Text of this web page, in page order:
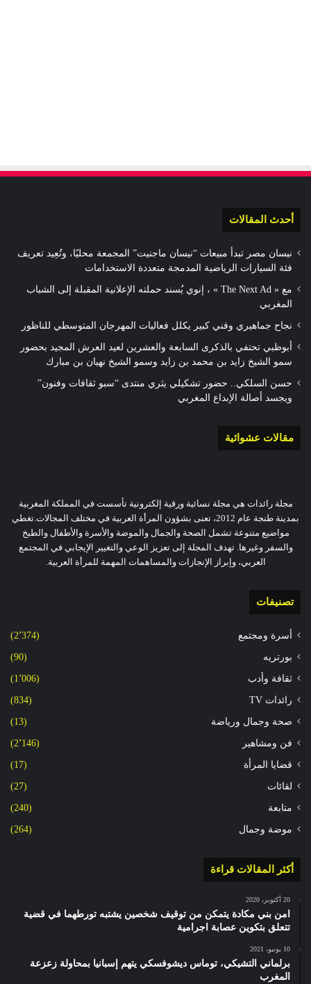
أحدث المقالات
نيسان مصر تبدأ مبيعات “نيسان ماجنيت” المجمعة محليًا، وتُعِيد تعريف
فئة السيارات الرياضية المدمجة متعددة الاستخدامات
مع « The Next Ad » ، إنوي يُسند حملته الإعلانية المقبلة إلى الشباب
المغربي
نجاح جماهيري وفني كبير يكلل فعاليات المهرجان المتوسطي للناظور
أبوظبي تحتفي بالذكرى السابعة والعشرين لعيد العرش المجيد بحضور
سمو الشيخ زايد بن محمد بن زايد وسمو الشيخ نهيان بن مبارك
حسن السلكي.. حضور تشكيلي يثري منتدى “سبو ثقافات وفنون”
ويجسد أصالة الإبداع المغربي
مقالات عشوائية
مجلة رائدات هي مجلة نسائية ورقية إلكترونية تأسست في المملكة المغربية
بمدينة طنجة عام 2012، تعنى بشؤون المرأة العربية في مختلف المجالات.تغطي
مواضيع متنوعة تشمل الصحة والجمال والموضة والأسرة والأطفال والطبخ
والسفر وغيرها. تهدف المجلة إلى تعزيز الوعي والتغيير الإيجابي في المجتمع
العربي، وإبراز الإنجازات والمساهمات المهمة للمرأة العربية.
تصنيفات
أسرة ومجتمع (2٬374)
بورتريه (90)
ثقافة وأدب (1٬006)
رائدات TV (834)
صحة وجمال ورياضة (13)
فن ومشاهير (2٬146)
قضايا المرأة (17)
لقائات (27)
متابعة (240)
موضة وجمال (264)
أكثر المقالات قراءة
20 أكتوبر، 2020
امن بني مكادة يتمكن من توقيف شخصين يشتبه تورطهما في قضية
تتعلق بتكوين عصابة اجرامية
10 يونيو، 2021
برلماني التشيكي، توماس ديشوفسكي يتهم إسبانيا بمحاولة زعزعة
المغرب